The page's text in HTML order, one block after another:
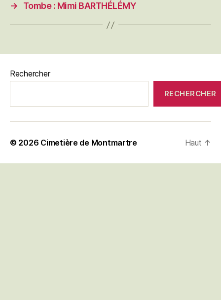
→
Tombe : Mimi BARTHÉLÉMY
Rechercher
RECHERCHER
© 2026 Cimetière de Montmartre Haut ↑